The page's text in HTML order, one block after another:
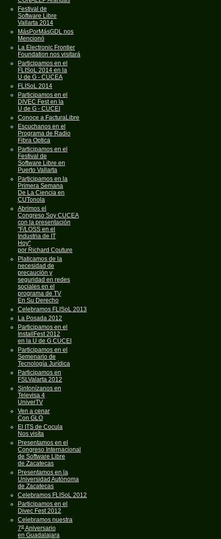
Festival de
Software Libre
Vallarta 2014
MásPorMásGDL nos
Mencionó
La Electronic Frontier
Foundation nos visitará
Participamos en el
FLISoL 2014 en la
U de G - CUCEA
FLISoL 2014
Participamos en el
DIVEC Fest en la
U de G - CUCEI
Conoce a FacturaLibre
Escuchanos en el
Programa de Radio
Fibra Optica
Participamos en el
Festival de
Software Libre en
Puerto Vallarta
Participamos en la
Primera Semana
De La Ciencia en
CUTonola
Abrimos el
Congreso Soy CUCEA
con la presentación
"F/LOSS en el
Industria de IT
Hoy"
por Richard Couture
Platicamos de la
necesidad de
precaución y
seguridad en redes
sociales en el
programa de TV
En Su Derecho
Celebramos FLISoL 2013
La Posada 2012
Participamos en el
InstallFest 2012
en la U de G CUCEI
Participamos en el
Semenario de
Tecnología Jurídica
Participamos en
FSLValarta 2012
Sintonízanos en
Televisa 4
UniverTV
Ven a cenar
Con GLO
El ITS de Cocula
Nos visíta
Presentamos en el
Congreso Internacional
de Software Libre
de Zacatecas
Presentamos en la
Universidad Autónoma
de Zacatecas
Celebramos FLISoL 2012
Participamos en el
Divec Fest 2012
Celebramos nuestra
7oAniversario
en Guadalajara